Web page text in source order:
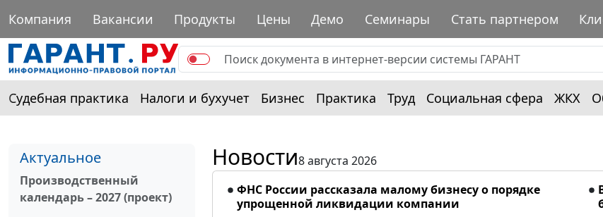
Компания Вакансии Продукты Цены Демо Семинары Стать партнером
Судебная практика Налоги и бухучет Бизнес Практика Труд Социальная сфера ЖКХ
Актуальное
Производственный
календарь – 2027 (проект)
Новости8 августа 2026
ФНС России рассказала малому бизнесу о порядке
упрощенной ликвидации компании